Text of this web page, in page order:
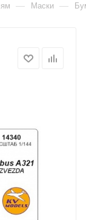
— Маски —